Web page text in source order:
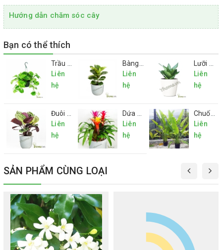
Hướng dẫn chăm sóc cây
Bạn có thể thích
Liên
hệ
Liên
hệ
Liên
hệ
Liên
hệ
Liên
hệ
Liên
hệ
SẢN PHẨM CÙNG LOẠI